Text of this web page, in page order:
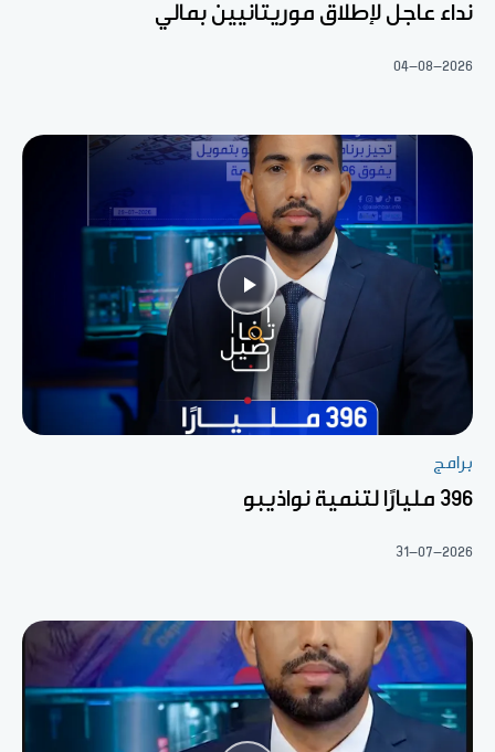
نداء عاجل لإطلاق موريتانيين بمالي
04-08-2026
برامج
396 مليارًا لتنمية نواذيبو
31-07-2026